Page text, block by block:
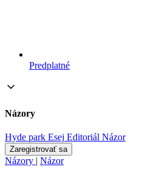
Predplatné
Názory
Hyde park Esej Editoriál Názor
Zaregistrovať sa
Názory | Názor